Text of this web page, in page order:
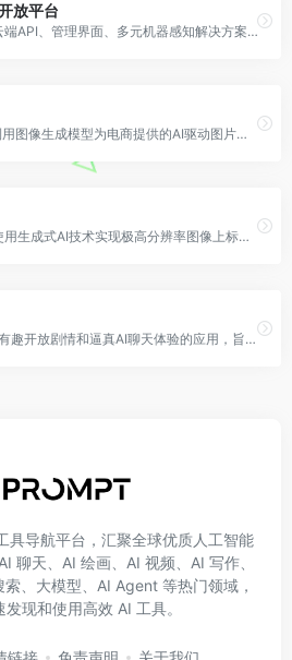
放平台
OLAMI是一个提供云端API、管理界面、多元机器感知解决方案的人工智能软件开发平台。OLAMI平台具有语音识别、自然语言理解、对话管理、语音合成等语音AI技术,以及图像识别、语义理解等视觉AI技术,可以轻松地为产品加入人工智能,提升用户体验。
Pic Copilot是一个利用图像生成模型为电商提供的AI驱动图片优化工具。它能够通过对大量图片点击量数据的训练,有效提高图片的点击转化率,从而优化电商的营销效果。其关键优势是提高图片的点击转化率,从而提升电商营销效果。它是阿里巴巴团队训练的数据结果,能够显著优化图片的点击转化表现。
Magnific AI是一个使用生成式AI技术实现极高分辨率图像上标的工具。它不仅可以实现极高分辨率,还可以根据用户的提示和参数添加更多细节。该工具可用于提高肖像、插图、视频游戏资产、风景照片等的分辨率和细节。
星野app是一款提供有趣开放剧情和逼真AI聊天体验的应用，旨在让用户体验真正的聊天互动。无论是日常闲聊还是语音聊天，星野AI都能满足用户的需求。
具导航平台，汇聚全球优质人工智能
聊天、AI 绘画、AI 视频、AI 写作、
、大模型、AI Agent 等热门领域，
现和使用高效 AI 工具。